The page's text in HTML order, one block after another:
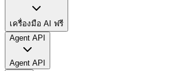
เครื่องมือ AI ฟรี
Agent API
Agent API